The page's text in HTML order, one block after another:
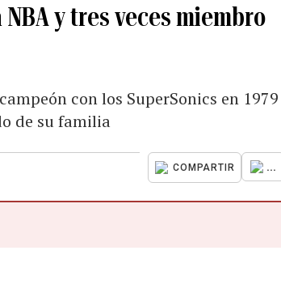
y tres veces miembro
con los SuperSonics en 1979
de su familia
COMPARTIR ...